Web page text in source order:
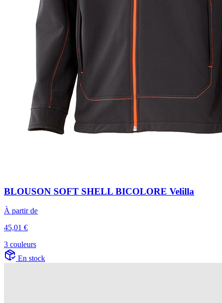
BLOUSON SOFT SHELL BICOLORE Velilla
À partir de
45,01 €
3 couleurs
En stock